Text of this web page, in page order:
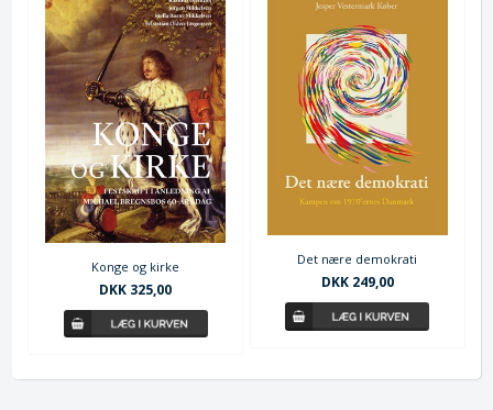
Konge og kirke
DKK 325,00
Det nære demokrati
DKK 249,00